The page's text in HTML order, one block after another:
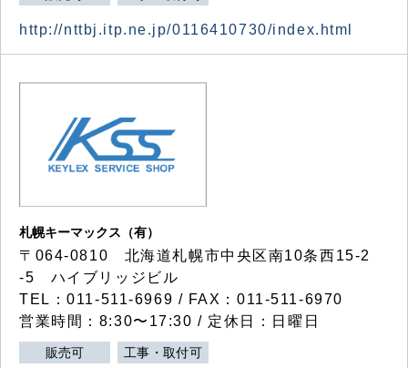
http://nttbj.itp.ne.jp/0116410730/index.html
札幌キーマックス（有）
〒064-0810 北海道札幌市中央区南10条西15-2
-5 ハイブリッジビル
TEL：011-511-6969 / FAX：011-511-6970
営業時間：8:30〜17:30 / 定休日：日曜日
販売可 工事・取付可